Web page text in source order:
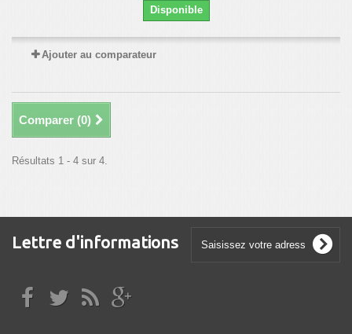
Disponible
Ajouter au comparateur
Comparer (0)
Résultats 1 - 4 sur 4.
Lettre d'informations